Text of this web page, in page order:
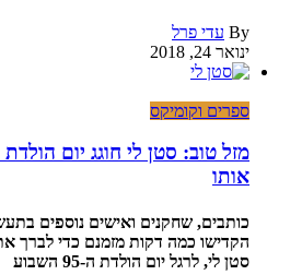
By עדי פרל
ינואר 24, 2018
ספרים וקומיקס
אותו
כותבים, שחקנים ואישים נוספים
הקדישו כמה דקות מזמנם כדי לברך
סטן לי, לרגל יום הולדת ה-95 השבוע